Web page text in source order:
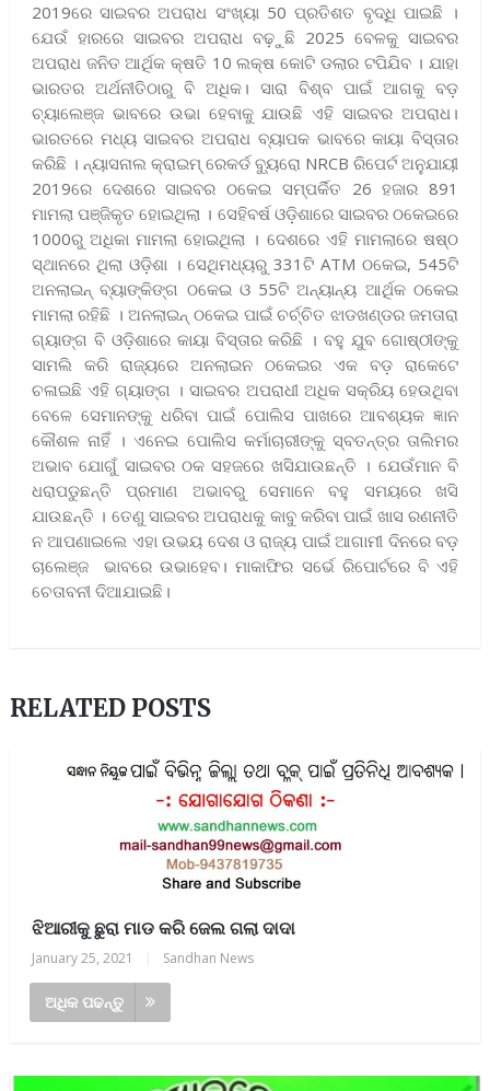
2019ରେ ସାଇବର ଅପରାଧ ସଂଖ୍ୟା 50 ପ୍ରତିଶତ ବୃଦ୍ଧି ପାଇଛି ।
ଯେଉଁ ହାରରେ ସାଇବର ଅପରାଧ ବଢ଼ୁଛି 2025 ବେଳକୁ ସାଇବର
ଅପରାଧ ଜନିତ ଆର୍ଥିକ କ୍ଷତି 10 ଲକ୍ଷ କୋଟି ଡଲାର ଟପିଯିବ । ଯାହା
ଭାରତର ଅର୍ଥନୀତିଠାରୁ ବି ଅଧିକ। ସାରା ବିଶ୍ବ ପାଇଁ ଆଗକୁ ବଡ଼
ଚ୍ୟାଲେଞ୍ଜ ଭାବରେ ଉଭା ହେବାକୁ ଯାଉଛି ଏହି ସାଇବର ଅପରାଧ।
ଭାରତରେ ମଧ୍ୟ ସାଇବର ଅପରାଧ ବ୍ୟାପକ ଭାବରେ କାୟା ବିସ୍ତାର
କରିଛି । ନ୍ୟାସନାଲ କ୍ରାଇମ୍ ରେକର୍ଡ ବ୍ୟୁରୋ NRCB ରିପେର୍ଟ ଅନୁଯାୟୀ
2019ରେ ଦେଶରେ ସାଇବର ଠକେଇ ସମ୍ପର୍କିତ 26 ହଜାର 891
ମାମଲା ପଞ୍ଜିକୃତ ହୋଇଥିଲା । ସେହିବର୍ଷ ଓଡ଼ିଶାରେ ସାଇବର ଠକେଇରେ
1000ରୁ ଅଧିକା ମାମଲା ହୋଇଥିଲା । ଦେଶରେ ଏହି ମାମଲାରେ ଷଷ୍ଠ
ସ୍ଥାନରେ ଥିଲା ଓଡ଼ିଶା । ସେଥିମଧ୍ୟରୁ 331ଟି ATM ଠକେଇ, 545ଟି
ଅନଲାଇନ୍ ବ୍ୟାଙ୍କିଙ୍ଗ ଠକେଇ ଓ 55ଟି ଅନ୍ୟାନ୍ୟ ଆର୍ଥିକ ଠକେଇ
ମାମଲା ରହିଛି । ଅନଲାଇନ୍ ଠକେଇ ପାଇଁ ଚର୍ଚ୍ଚିତ ଝାଡଖଣ୍ଡର ଜମତାରା
ଗ୍ୟାଙ୍ଗ ବି ଓଡ଼ିଶାରେ କାୟା ବିସ୍ତାର କରିଛି । ବହୁ ଯୁବ ଗୋଷ୍ଠୀଙ୍କୁ
ସାମଲି କରି ରାଜ୍ୟରେ ଅନଲାଇନ ଠକେଇର ଏକ ବଡ଼ ରାକେଟେ
ଚଳାଇଛି ଏହି ଗ୍ୟାଙ୍ଗ । ସାଇବର ଅପରାଧୀ ଅଧିକ ସକ୍ରିୟ ହେଉଥିବା
ବେଳେ ସେମାନଙ୍କୁ ଧରିବା ପାଇଁ ପୋଲିସ ପାଖରେ ଆବଶ୍ୟକ ଜ୍ଞାନ
କୌଶଳ ନାହିଁ । ଏନେଇ ପୋଲିସ କର୍ମାଚାରୀଙ୍କୁ ସ୍ବତନ୍ତ୍ର ତାଲିମର
ଅଭାବ ଯୋଗୁଁ ସାଇବର ଠକ ସହଜରେ ଖସିଯାଉଛନ୍ତି । ଯେଉଁମାନ ବି
ଧରାପଡୁଛନ୍ତି ପ୍ରମାଣ ଅଭାବରୁ ସେମାନେ ବହୁ ସମୟରେ ଖସି
ଯାଉଛନ୍ତି । ତେଣୁ ସାଇବର ଅପରାଧକୁ କାବୁ କରିବା ପାଇଁ ଖାସ ରଣନୀତି
ନ ଆପଣାଇଲେ ଏହା ଉଭୟ ଦେଶ ଓ ରାଜ୍ୟ ପାଇଁ ଆଗାମୀ ଦିନରେ ବଡ଼
ଚାଲେଞ୍ଜ ଭାବରେ ଉଭାହେବ। ମାକାଫିର ସର୍ଭେ ରିପୋର୍ଟରେ ବି ଏହି
ଚେତାବନୀ ଦିଆଯାଇଛି।
RELATED POSTS
ଝିଆରୀକୁ ଛୁରା ମାଡ କରି ଜେଲ ଗଲା ଦାଦା
January 25, 2021 Sandhan News
ଅଧିକ ପଢନ୍ତୁ